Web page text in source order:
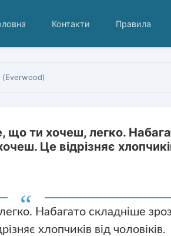
Контакти Правила
(Everwood)
що ти хочеш, легко.
Це відрізняє
Набагато складніше
хлопчиків від чоловіків.